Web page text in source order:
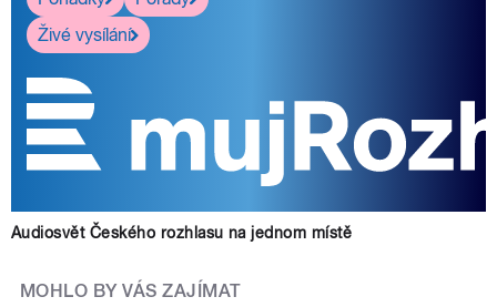
Živé vysílání
Audiosvět Českého rozhlasu na jednom místě
MOHLO BY VÁS ZAJÍMAT